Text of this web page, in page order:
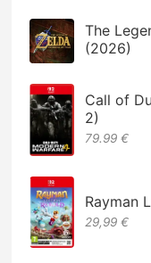
The
(2026)
Call of
2)
79.99 €
Rayman
29,99 €